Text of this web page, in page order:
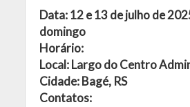
Data: 12 e 13 de julho de
domingo
Horário:
Local: Largo do Centro
Cidade: Bagé, RS
Contatos: